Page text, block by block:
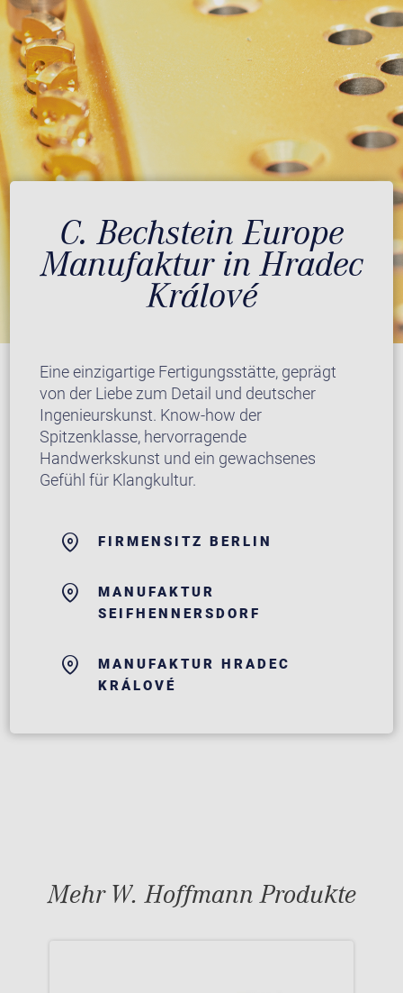
C. Bechstein Europe
Manufaktur in Hradec
Králové
Eine einzigartige Fertigungsstätte, geprägt
von der Liebe zum Detail und deutscher
Ingenieurskunst. Know-how der
Spitzenklasse, hervorragende
Handwerkskunst und ein gewachsenes
Gefühl für Klangkultur.
FIRMENSITZ BERLIN
MANUFAKTUR
SEIFHENNERSDORF
MANUFAKTUR HRADEC
KRÁLOVÉ
Mehr W. Hoffmann Produkte